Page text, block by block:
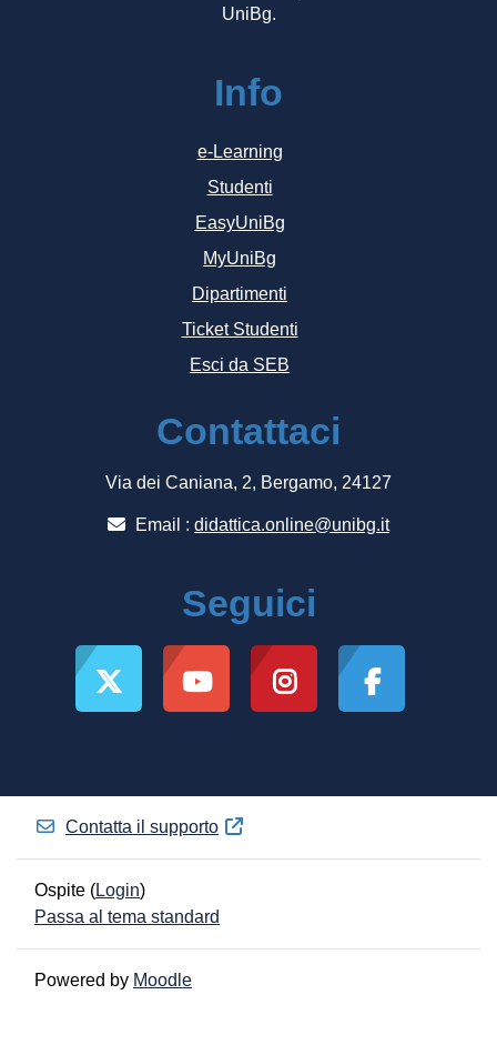
UniBg.
Info
e-Learning
Studenti
EasyUniBg
MyUniBg
Dipartimenti
Ticket Studenti
Esci da SEB
Contattaci
Via dei Caniana, 2, Bergamo, 24127
Email : didattica.online@unibg.it
Seguici
Contatta il supporto
Ospite (Login)
Passa al tema standard
Powered by Moodle